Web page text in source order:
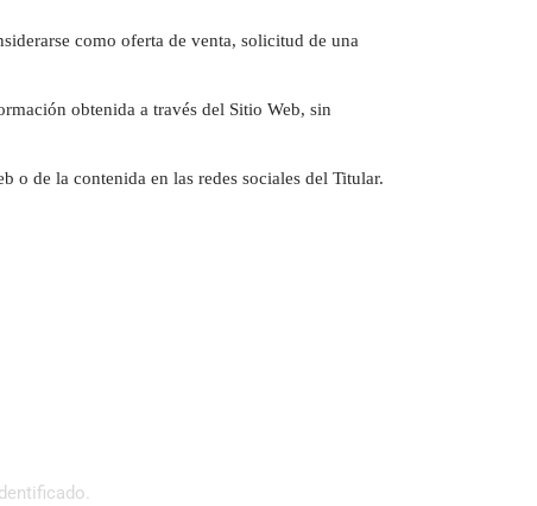
como oferta de venta, solicitud de una
obtenida a través del Sitio Web, sin
o de la contenida en las redes sociales del Titular.